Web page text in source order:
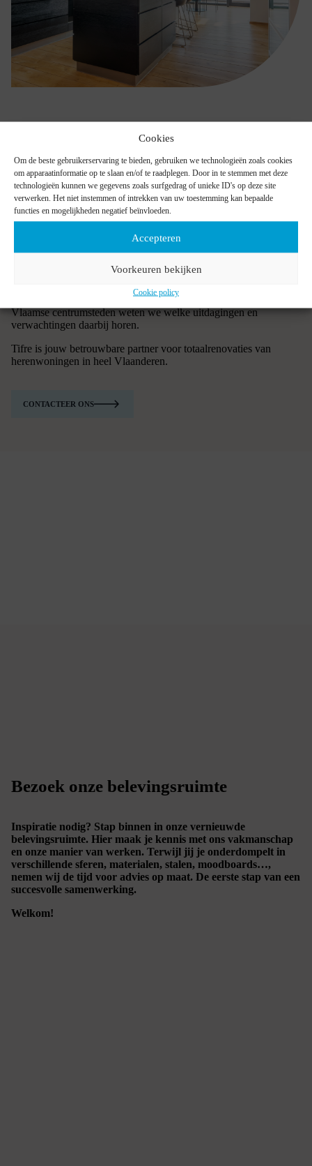
Cookies
Om de beste gebruikerservaring te bieden, gebruiken we technologieën zoals cookies
om apparaatinformatie op te slaan en/of te raadplegen. Door in te stemmen met deze
technologieën kunnen we gegevens zoals surfgedrag of unieke ID's op deze site
verwerken. Het niet instemmen of intrekken van uw toestemming kan bepaalde
functies en mogelijkheden negatief beïnvloeden.
Accepteren
Voorkeuren bekijken
Cookie policy
Herenhuis renoveren in jouw stad
Brussel of een andere Vlaamse stad, elk pand heeft zijn eigen
verhaal en bouwgeschiedenis. Stedelijke renovaties vragen
specifieke expertise. Dankzij onze ervaring in verschillende
Vlaamse centrumsteden weten we welke uitdagingen en
verwachtingen daarbij horen.
Tifre is jouw betrouwbare partner voor totaalrenovaties van
herenwoningen in heel Vlaanderen.
CONTACTEER ONS
Bezoek onze belevingsruimte
Inspiratie nodig? Stap binnen in onze vernieuwde
belevingsruimte. Hier maak je kennis met ons vakmanschap
en onze manier van werken. Terwijl jij je onderdompelt in
verschillende sferen, materialen, stalen, moodboards…,
nemen wij de tijd voor advies op maat. De eerste stap van een
succesvolle samenwerking.
Welkom!